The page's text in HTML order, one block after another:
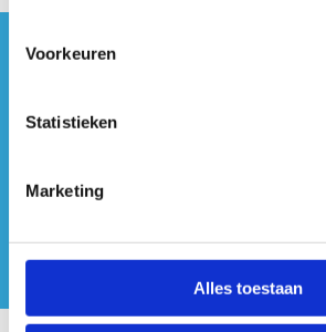
Voorkeuren
Statistieken
Marketing
Alles toestaan